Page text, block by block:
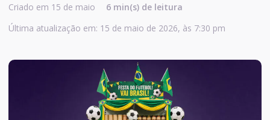
Criado em 15 de maio
6 min(s) de leitura
Última atualização em: 15 de maio de 2026, às 7:30 pm